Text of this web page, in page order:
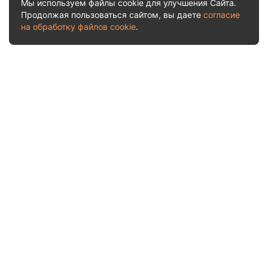
Мы используем файлы cookie для улучшения Сайта.
Продолжая пользоваться сайтом, вы даете согласие
на обработку файлов cookie.